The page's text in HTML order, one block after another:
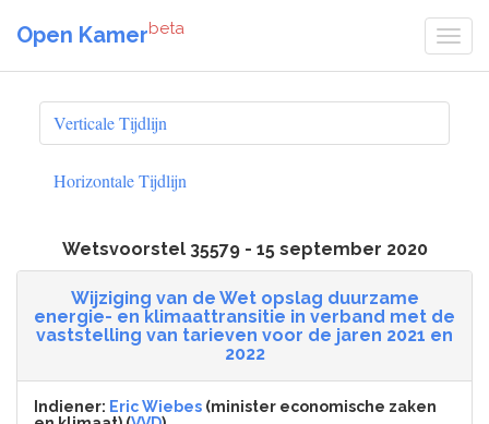
Open Kamerbeta
Verticale Tijdlijn
Horizontale Tijdlijn
Wetsvoorstel 35579 - 15 september 2020
Wijziging van de Wet opslag duurzame
energie- en klimaattransitie in verband met de
vaststelling van tarieven voor de jaren 2021 en
2022
Indiener: Eric Wiebes (minister economische zaken